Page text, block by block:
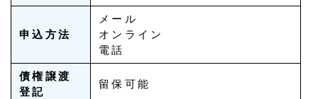
申込方法
メール
オンライン
電話
債権譲渡
登記
留保可能